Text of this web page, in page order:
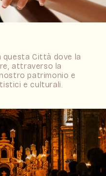
questa Città dove la
attraverso la
patrimonio e
e culturali.